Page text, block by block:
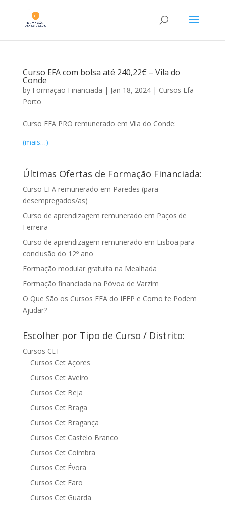
Curso EFA com bolsa até 240,22€ – Vila do
Conde
by Formação Financiada | Jan 18, 2024| Cursos Efa
Porto
Curso EFA PRO remunerado em Vila do Conde:
(mais…)
Últimas Ofertas de Formação Financiada:
Curso EFA remunerado em Paredes (para
desempregados/as)
Curso de aprendizagem remunerado em Paços de
Ferreira
Curso de aprendizagem remunerado em Lisboa para
conclusão do 12º ano
Formação modular gratuita na Mealhada
Formação financiada na Póvoa de Varzim
O Que São os Cursos EFA do IEFP e Como te Podem
Ajudar?
Escolher por Tipo de Curso / Distrito:
Cursos CET
Cursos Cet Açores
Cursos Cet Aveiro
Cursos Cet Beja
Cursos Cet Braga
Cursos Cet Bragança
Cursos Cet Castelo Branco
Cursos Cet Coimbra
Cursos Cet Évora
Cursos Cet Faro
Cursos Cet Guarda